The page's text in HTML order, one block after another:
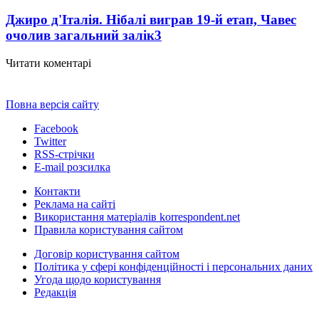
Джиро д'Італія. Нібалі виграв 19-й етап, Чавес
очолив загальний залік3
Читати коментарі
Повна версія сайту
Facebook
Twitter
RSS-стрічки
E-mail розсилка
Контакти
Реклама на сайті
Використання матеріалів korrespondent.net
Правила користування сайтом
Договір користування сайтом
Політика у сфері конфіденційності і персональних даних
Угода щодо користування
Редакція